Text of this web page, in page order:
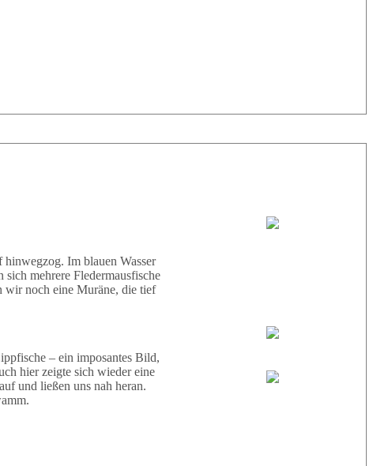
Im blauen Wasser
mehrere Fledermausfische
wir noch eine Muräne, die tief
– ein imposantes Bild,
hier zeigte sich wieder eine
und ließen uns nah heran.